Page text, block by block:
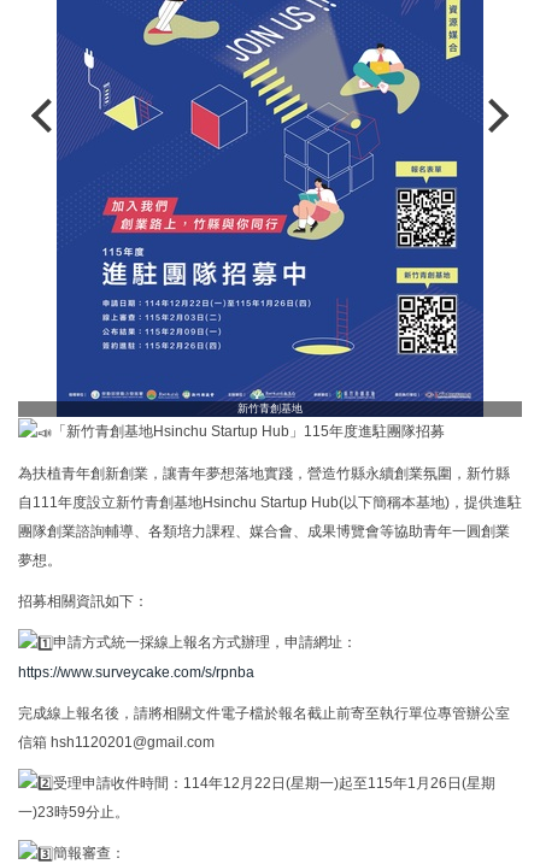
新竹青創基地
「新竹青創基地Hsinchu Startup Hub」115年度進駐團隊招募
為扶植青年創新創業，讓青年夢想落地實踐，營造竹縣永續創業氛圍，新竹縣
自111年度設立新竹青創基地Hsinchu Startup Hub(以下簡稱本基地)，提供進駐
團隊創業諮詢輔導、各類培力課程、媒合會、成果博覽會等協助青年一圓創業
夢想。
招募相關資訊如下：
申請方式統一採線上報名方式辦理，申請網址：
https://www.surveycake.com/s/rpnba
完成線上報名後，請將相關文件電子檔於報名截止前寄至執行單位專管辦公室
信箱 hsh1120201@gmail.com
受理申請收件時間：114年12月22日(星期一)起至115年1月26日(星期
一)23時59分止。
簡報審查：